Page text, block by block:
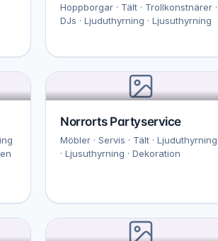
Hoppborgar · Tält · Trollkonstnärer ·
DJs · Ljuduthyrning · Ljusuthyrning
Norrorts Partyservice
Möbler · Servis · Tält · Ljuduthyrning
· Ljusuthyrning · Dekoration